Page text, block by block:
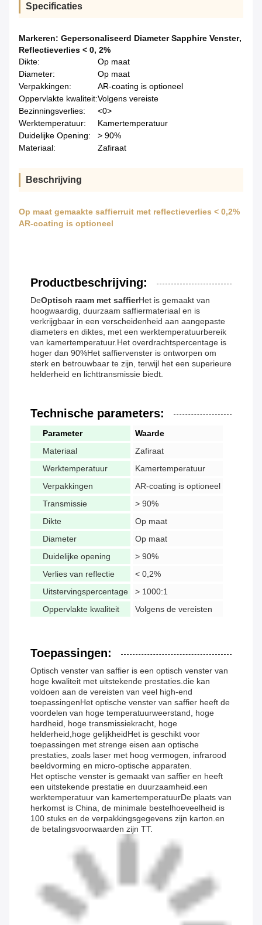
Specificaties
Markeren: Gepersonaliseerd Diameter Sapphire Venster,
Reflectieverlies < 0, 2%
Dikte:
Op maat
Diameter:
Op maat
Verpakkingen:
AR-coating is optioneel
Oppervlakte kwaliteit:Volgens vereiste
Bezinningsverlies:
<0>
Werktemperatuur:
Kamertemperatuur
Duidelijke Opening:
> 90%
Materiaal:
Zafiraat
Beschrijving
Op maat gemaakte saffierruit met reflectieverlies < 0,2%
AR-coating is optioneel
Productbeschrijving:
DeOptisch raam met saffierHet is gemaakt van
hoogwaardig, duurzaam saffiermateriaal en is
verkrijgbaar in een verscheidenheid aan aangepaste
diameters en diktes, met een werktemperatuurbereik
van kamertemperatuur.Het overdrachtspercentage is
hoger dan 90%Het saffiervenster is ontworpen om
sterk en betrouwbaar te zijn, terwijl het een superieure
helderheid en lichttransmissie biedt.
Technische parameters:
Parameter
Waarde
Materiaal
Zafiraat
Werktemperatuur
Kamertemperatuur
Verpakkingen
AR-coating is optioneel
Transmissie
> 90%
Dikte
Op maat
Diameter
Op maat
Duidelijke opening
> 90%
Verlies van reflectie
< 0,2%
Uitstervingspercentage
> 1000:1
Oppervlakte kwaliteit
Volgens de vereisten
Toepassingen:
Optisch venster van saffier is een optisch venster van
hoge kwaliteit met uitstekende prestaties.die kan
voldoen aan de vereisten van veel high-end
toepassingenHet optische venster van saffier heeft de
voordelen van hoge temperatuurweerstand, hoge
hardheid, hoge transmissiekracht, hoge
helderheid,hoge gelijkheidHet is geschikt voor
toepassingen met strenge eisen aan optische
prestaties, zoals laser met hoog vermogen, infrarood
beeldvorming en micro-optische apparaten.
Het optische venster is gemaakt van saffier en heeft
een uitstekende prestatie en duurzaamheid.een
werktemperatuur van kamertemperatuurDe plaats van
herkomst is China, de minimale bestelhoeveelheid is
100 stuks en de verpakkingsgegevens zijn karton.en
de betalingsvoorwaarden zijn TT.